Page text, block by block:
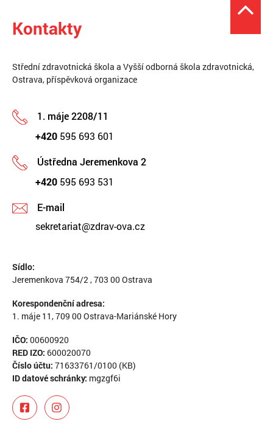
Kontakty
Střední zdravotnická škola a Vyšší odborná škola zdravotnická,
Ostrava, příspěvková organizace
1. máje 2208/11
+420 595 693 601
Ústředna Jeremenkova 2
+420 595 693 531
E-mail
sekretariat@zdrav-ova.cz
Sídlo:
Jeremenkova 754/2 , 703 00 Ostrava
Korespondenční adresa:
1. máje 11, 709 00 Ostrava-Mariánské Hory
IČO: 00600920
RED IZO: 600020070
Číslo účtu: 71633761/0100 (KB)
ID datové schránky: mgzgf6i